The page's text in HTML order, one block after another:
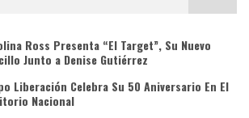
Ross Presenta “El Target”, Su Nuevo
Junto a Denise Gutiérrez
Liberación Celebra Su 50 Aniversario En El
Nacional